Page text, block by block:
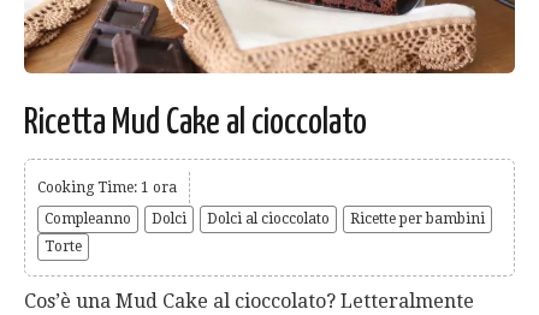
Ricetta Mud Cake al cioccolato
Cooking Time: 1 ora
Compleanno
Dolci Dolci al cioccolato
Ricette per bambini
Torte
Cos’è una Mud Cake al cioccolato? Letteralmente